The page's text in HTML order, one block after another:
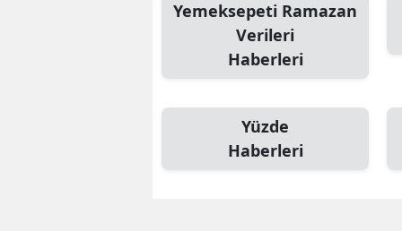
Yemeksepeti Ramazan
Verileri
Haberleri
Yüzde
Haberleri